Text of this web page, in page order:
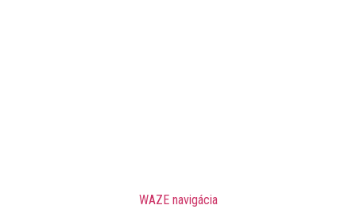
WAZE navigácia